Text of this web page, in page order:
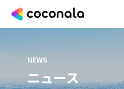
NEWS
ニュース